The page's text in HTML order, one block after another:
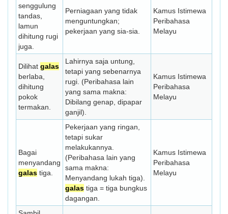
senggulung
tandas,
lamun
dihitung rugi
juga.
Perniagaan yang tidak
menguntungkan;
pekerjaan yang sia-sia.
Kamus Istimewa
Peribahasa
Melayu
Dilihat galas
berlaba,
dihitung
pokok
termakan.
Lahirnya saja untung,
tetapi yang sebenarnya
rugi. (Peribahasa lain
yang sama makna:
Dibilang genap, dipapar
ganjil).
Kamus Istimewa
Peribahasa
Melayu
Bagai
menyandang
galas tiga.
Pekerjaan yang ringan,
tetapi sukar
melakukannya.
(Peribahasa lain yang
sama makna:
Menyandang lukah tiga).
galas tiga = tiga bungkus
dagangan.
Kamus Istimewa
Peribahasa
Melayu